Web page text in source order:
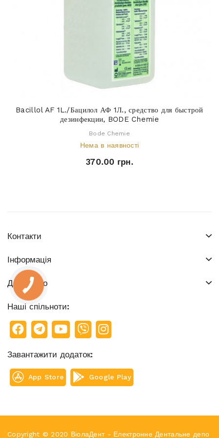
Bacillol AF 1L./Бацилол АФ 1Л., средство для быстрой
дезинфекции, BODE Chemie
Bode Chemie
Нема в наявності
370.00 грн.
Контакти
Інформація
Додатково
Наші спільноти:
Завантажити додаток:
App Store Google Play
Copyright © 2020 ВіолаДент - Електронне Дентальне депо